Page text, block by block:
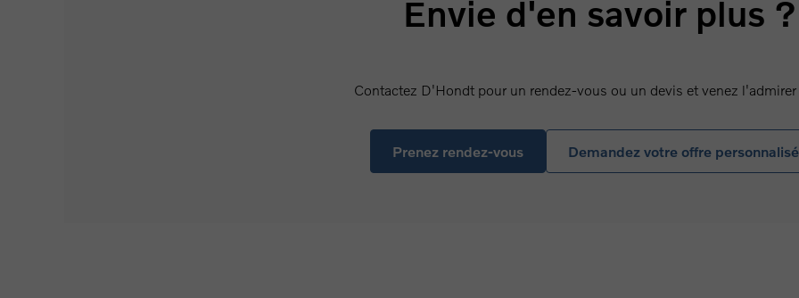
Envie d'en savoir plus ?
Contactez D'Hondt pour un rendez-vous ou un devis et venez l'admirer
Prenez rendez-vous Demandez votre offre